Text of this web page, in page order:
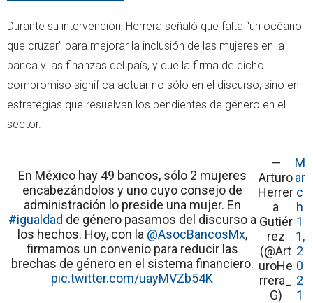
Durante su intervención, Herrera señaló que falta “un océano
que cruzar” para mejorar la inclusión de las mujeres en la
banca y las finanzas del país, y que la firma de dicho
compromiso significa actuar no sólo en el discurso, sino en
estrategias que resuelvan los pendientes de género en el
sector.
En México hay 49 bancos, sólo 2 mujeres
encabezándolos y uno cuyo consejo de
administración lo preside una mujer. En
#igualdad de género pasamos del discurso a
los hechos. Hoy, con la @AsocBancosMx,
firmamos un convenio para reducir las
brechas de género en el sistema financiero.
pic.twitter.com/uayMVZb54K
—
Arturo
Herrer
a
Gutiér
rez
(@Art
uroHe
rrera_
G)
M
ar
c
h
1
1,
2
0
2
1